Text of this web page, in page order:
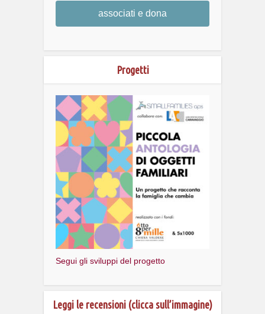
associati e dona
Progetti
Segui gli sviluppi del progetto
Leggi le recensioni (clicca sull’immagine)